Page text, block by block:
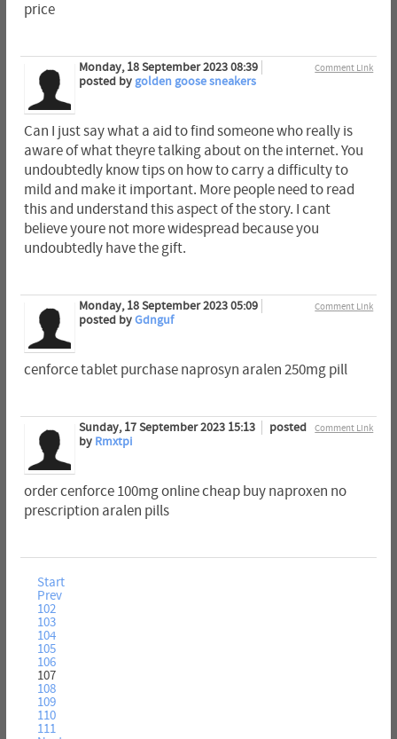
price
Comment Link
Monday, 18 September 2023 08:39
posted by golden goose sneakers
Can I just say what a aid to find someone who really is
aware of what theyre talking about on the internet. You
undoubtedly know tips on how to carry a difficulty to
mild and make it important. More people need to read
this and understand this aspect of the story. I cant
believe youre not more widespread because you
undoubtedly have the gift.
Comment Link
Monday, 18 September 2023 05:09
posted byGdnguf
cenforce tablet purchase naprosyn aralen 250mg pill
Comment Link
Sunday, 17 September 2023 15:13
posted
by Rmxtpi
order cenforce 100mg online cheap buy naproxen no
prescription aralen pills
Start
Prev
102
103
104
105
106
107
108
109
110
111